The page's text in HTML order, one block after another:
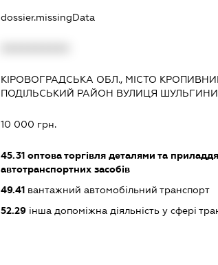
dossier.missingData
КІРОВОГРАДСЬКА ОБЛ., МІСТО
ПОДІЛЬСЬКИЙ РАЙОН ВУЛИЦЯ ШУЛЬГИНИХ
10 000 грн.
45.31 оптова торгівля деталями та
автотранспортних засобів
49.41 вантажний автомобільний транспорт
52.29 інша допоміжна діяльність у сфері